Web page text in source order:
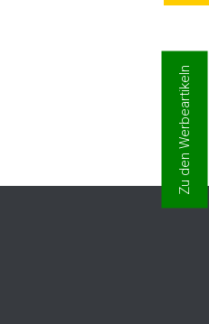
Zu den Werbeartikeln